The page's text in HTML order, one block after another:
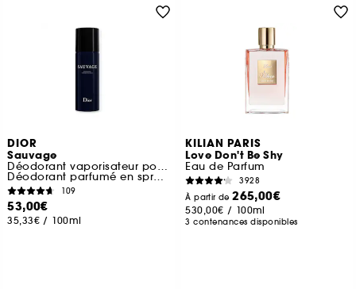
DIOR
Sauvage
Déodorant vaporisateur pour homme
Déodorant parfumé en spray 150 ml
109
53,00€
35,33€ / 100ml
KILIAN PARIS
Love Don't Be Shy
Eau de Parfum
3928
À partir de265,00€
530,00€ / 100ml
3 contenances disponibles